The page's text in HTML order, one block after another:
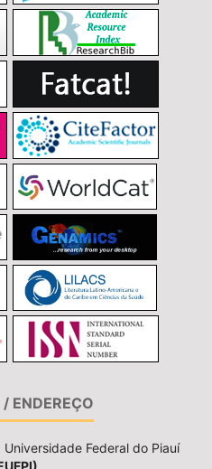
ENDEREÇO
Federal do Piauí